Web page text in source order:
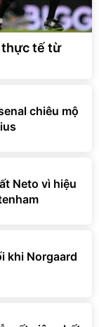
thực tế từ
chiêu mộ
Neto vì hiệu
khi Norgaard